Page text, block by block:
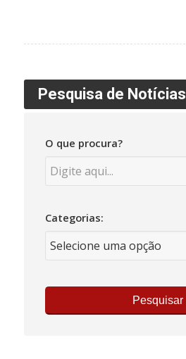
Pesquisa de Notícias
O que procura?
Categorias:
Pesquisar